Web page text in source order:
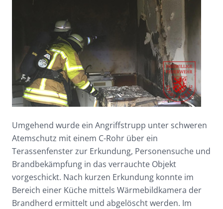
Umgehend wurde ein Angriffstrupp unter schweren
Atemschutz mit einem C-Rohr über ein
Terassenfenster zur Erkundung, Personensuche und
Brandbekämpfung in das verrauchte Objekt
vorgeschickt. Nach kurzen Erkundung konnte im
Bereich einer Küche mittels Wärmebildkamera der
Brandherd ermittelt und abgelöscht werden. Im